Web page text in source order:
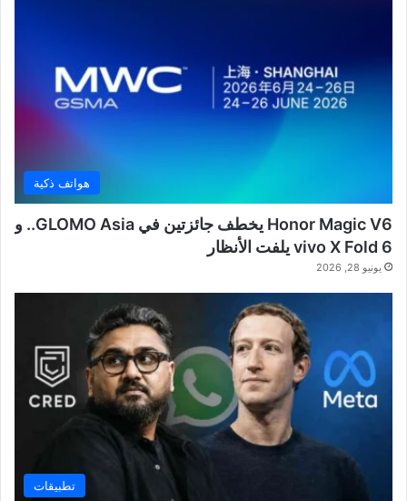
هواتف ذكية
Honor Magic V6 يخطف جائزتين في GLOMO Asia.. و
vivo X Fold 6 يلفت الأنظار
يونيو 28, 2026
تطبيقات